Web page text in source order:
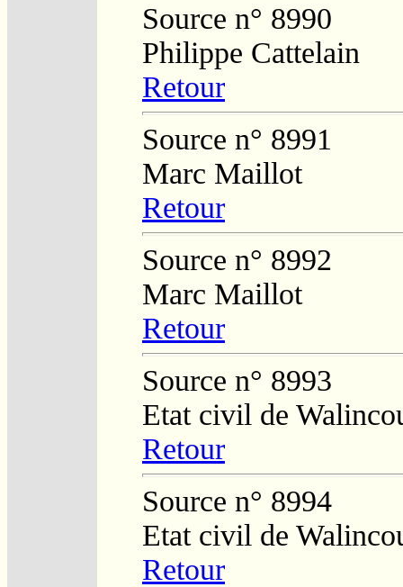
Source n° 8990
Philippe Cattelain
Retour
Source n° 8991
Marc Maillot
Retour
Source n° 8992
Marc Maillot
Retour
Source n° 8993
Etat civil de
Retour
Source n° 8994
Etat civil de
Retour